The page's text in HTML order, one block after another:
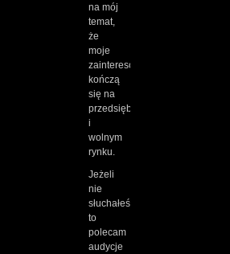
na mój
temat,
że
moje
zainteresowania
kończą
się na
przedsiębiorczości
i
wolnym
rynku.
Jeżeli
nie
słuchałeś
to
polecam
audycje